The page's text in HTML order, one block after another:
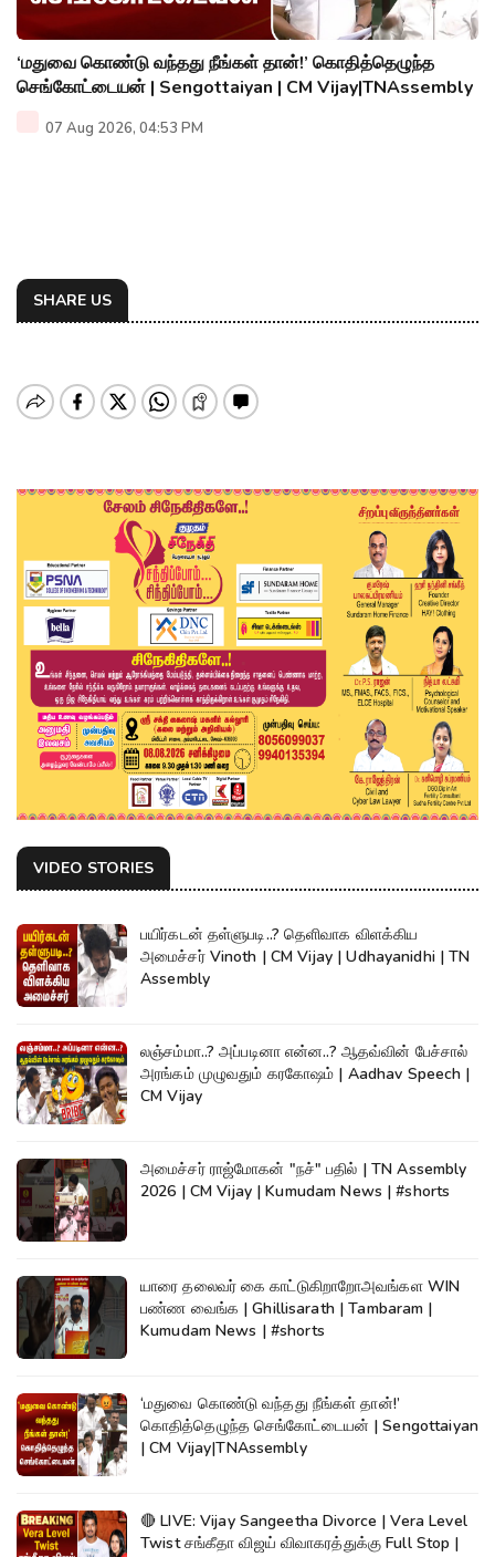
‘மதுவை கொண்டு வந்தது நீங்கள் தான்!’ கொதித்தெழுந்த
செங்கோட்டையன் | Sengottaiyan | CM Vijay|TNAssembly
07 Aug 2026, 04:53 PM
SHARE US
VIDEO STORIES
பயிர்கடன் தள்ளுபடி..? தெளிவாக விளக்கிய
அமைச்சர் Vinoth | CM Vijay | Udhayanidhi | TN
Assembly
லஞ்சம்மா..? அப்படினா என்ன..? ஆதவ்வின் பேச்சால்
அரங்கம் முழுவதும் கரகோஷம் | Aadhav Speech |
CM Vijay
அமைச்சர் ராஜ்மோகன் "நச்" பதில் | TN Assembly
2026 | CM Vijay | Kumudam News | #shorts
யாரை தலைவர் கை காட்டுகிறாறோஅவங்கள WIN
பண்ண வைங்க | Ghillisarath | Tambaram |
Kumudam News | #shorts
‘மதுவை கொண்டு வந்தது நீங்கள் தான்!’
கொதித்தெழுந்த செங்கோட்டையன் | Sengottaiyan
| CM Vijay|TNAssembly
🔴 LIVE: Vijay Sangeetha Divorce | Vera Level
Twist சங்கீதா விஜய் விவாகரத்துக்கு Full Stop |